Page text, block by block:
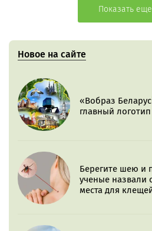
Показать еще
Новое на сайте
«Вобраз
главный
Берегите шею и
ученые назвали
места для